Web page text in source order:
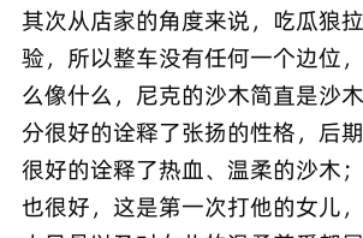
其次从店家的角度来说，吃瓜狼
验，所以整车没有任何一个边位
么像什么，尼克的沙木简直是沙
分很好的诠释了张扬的性格，后
很好的诠释了热血、温柔的沙木
也很好，这是第一次打他的女儿